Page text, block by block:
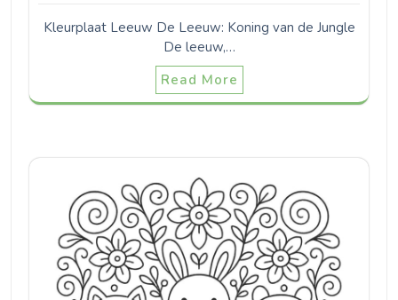
Kleurplaat Leeuw De Leeuw: Koning van de Jungle
De leeuw,…
Read More